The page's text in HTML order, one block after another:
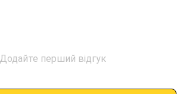
Додайте перший відгук